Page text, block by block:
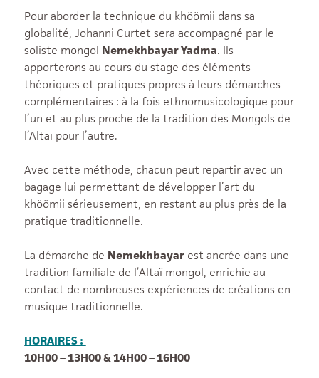
Pour aborder la technique du khöömii dans sa
globalité, Johanni Curtet sera accompagné par le
soliste mongol Nemekhbayar Yadma. Ils
apporterons au cours du stage des éléments
théoriques et pratiques propres à leurs démarches
complémentaires : à la fois ethnomusicologique pour
l’un et au plus proche de la tradition des Mongols de
l’Altaï pour l’autre.
Avec cette méthode, chacun peut repartir avec un
bagage lui permettant de développer l’art du
khöömii sérieusement, en restant au plus près de la
pratique traditionnelle.
La démarche de Nemekhbayar est ancrée dans une
tradition familiale de l’Altaï mongol, enrichie au
contact de nombreuses expériences de créations en
musique traditionnelle.
HORAIRES :
10H00 – 13H00 & 14H00 – 16H00